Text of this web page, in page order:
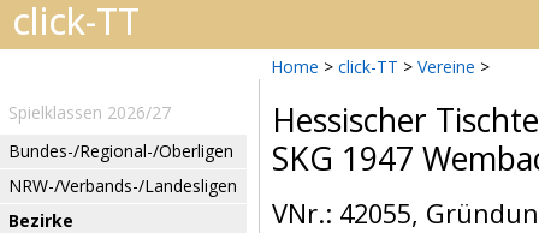
Home > click-TT > Vereine >
Spielklassen 2026/27
Bundes-/Regional-/Oberligen
NRW-/Verbands-/Landesligen
Bezirke
Hessischer
SKG 1947
VNr.: 42055,